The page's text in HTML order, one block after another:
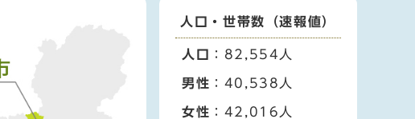
人口・世帯数（速報値）
人口 ：82,554人
男性 ：40,538人
女性 ：42,016人